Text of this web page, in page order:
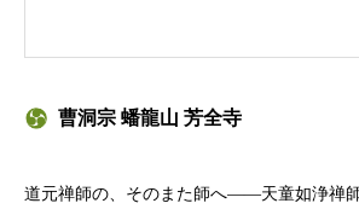
曹洞宗 蟠龍山 芳全寺
道元禅師の、そのまた師へ——天童如浄禅